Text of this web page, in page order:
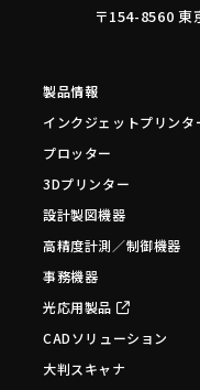
〒154-8560 東
製品情報
インクジェットプリンタ
プロッター
3Dプリンター
設計製図機器
高精度計測／制御機器
事務機器
光応用製品
CADソリューション
大判スキャナ